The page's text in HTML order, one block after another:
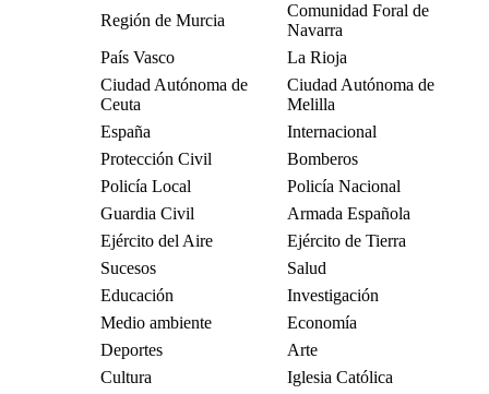
Región de Murcia
Comunidad Foral de
Navarra
País Vasco
La Rioja
Ciudad Autónoma de
Ceuta
Ciudad Autónoma de
Melilla
España
Internacional
Protección Civil
Bomberos
Policía Local
Policía Nacional
Guardia Civil
Armada Española
Ejército del Aire
Ejército de Tierra
Sucesos
Salud
Educación
Investigación
Medio ambiente
Economía
Deportes
Arte
Cultura
Iglesia Católica